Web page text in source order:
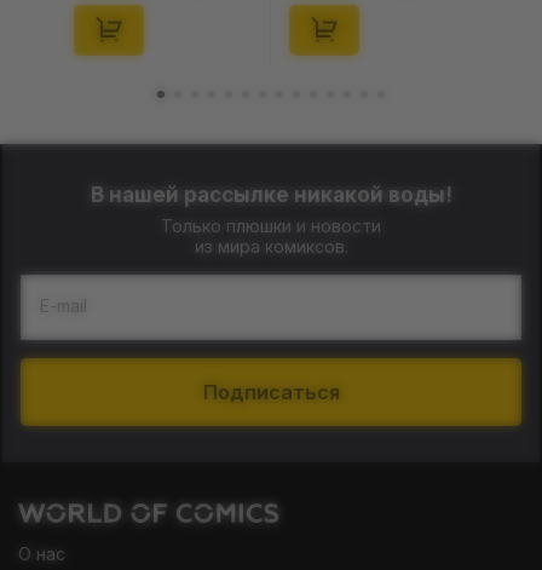
10) (Secret Edition),
(29347)
(Secret Edition),
(21372)
В нашей рассылке никакой воды!
Только плюшки и новости
из мира комиксов.
E-mail
Подписаться
О нас